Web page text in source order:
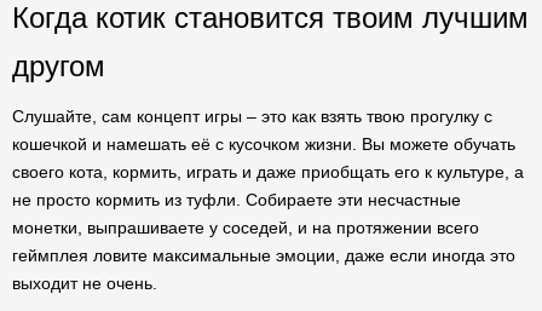
Когда котик становится твоим лучшим
другом
Слушайте, сам концепт игры – это как взять твою прогулку с
кошечкой и намешать её с кусочком жизни. Вы можете обучать
своего кота, кормить, играть и даже приобщать его к культуре, а
не просто кормить из туфли. Собираете эти несчастные
монетки, выпрашиваете у соседей, и на протяжении всего
геймплея ловите максимальные эмоции, даже если иногда это
выходит не очень.